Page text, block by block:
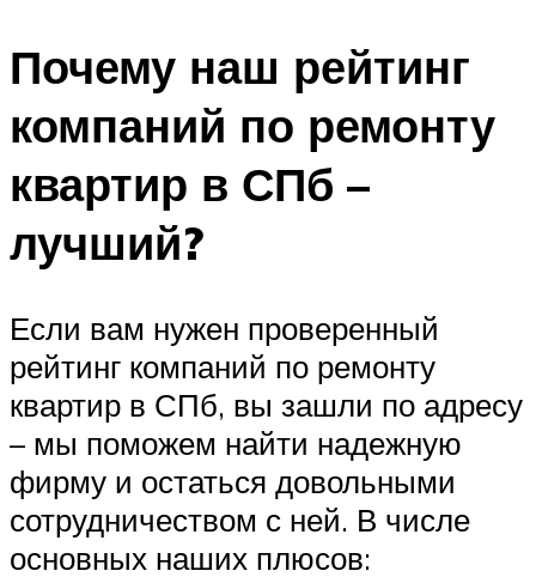
Почему наш рейтинг
компаний по ремонту
квартир в СПб –
лучший?
Если вам нужен проверенный
рейтинг компаний по ремонту
квартир в СПб, вы зашли по адресу
– мы поможем найти надежную
фирму и остаться довольными
сотрудничеством с ней. В числе
основных наших плюсов: